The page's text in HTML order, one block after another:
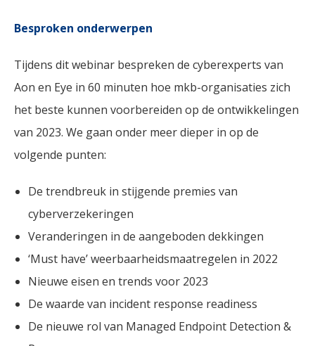
Besproken onderwerpen
Tijdens dit webinar bespreken de cyberexperts van
Aon en Eye in 60 minuten hoe mkb-organisaties zich
het beste kunnen voorbereiden op de ontwikkelingen
van 2023. We gaan onder meer dieper in op de
volgende punten:
De trendbreuk in stijgende premies van
cyberverzekeringen
Veranderingen in de aangeboden dekkingen
‘Must have’ weerbaarheidsmaatregelen in 2022
Nieuwe eisen en trends voor 2023
De waarde van incident response readiness
De nieuwe rol van Managed Endpoint Detection &